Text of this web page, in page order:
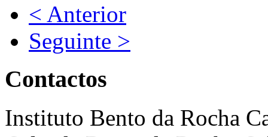
< Anterior
Seguinte >
Contactos
Instituto Bento da Rocha